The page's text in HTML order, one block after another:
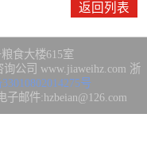
返回列表
食大楼615室
公司 www.jiaweihz.com 浙
号
子邮件:hzbeian@126.com